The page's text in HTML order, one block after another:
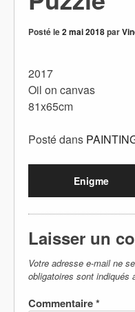
Posté le2 mai 2018par
2017
Oil on canvas
81x65cm
Posté dans
Enigme
Laisser un
Votre adresse e-mail ne
obligatoires sont indiqués
Commentaire*